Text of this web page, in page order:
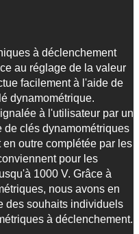
à déclenchement
au réglage de la valeur
facilement à l'aide de
dynamométrique.
à l'utilisateur par un
de clés dynamométriques
outre complétée par les
pour les
1000 V. Grâce à
nous avons en
des souhaits individuels
à déclenchement.